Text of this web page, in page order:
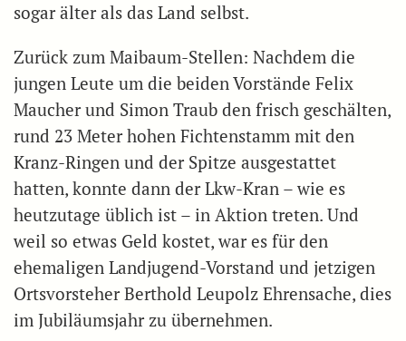
sogar älter als das Land selbst.
Zurück zum Maibaum-Stellen: Nachdem die
jungen Leute um die beiden Vorstände Felix
Maucher und Simon Traub den frisch geschälten,
rund 23 Meter hohen Fichtenstamm mit den
Kranz-Ringen und der Spitze ausgestattet
hatten, konnte dann der Lkw-Kran – wie es
heutzutage üblich ist – in Aktion treten. Und
weil so etwas Geld kostet, war es für den
ehemaligen Landjugend-Vorstand und jetzigen
Ortsvorsteher Berthold Leupolz Ehrensache, dies
im Jubiläumsjahr zu übernehmen.